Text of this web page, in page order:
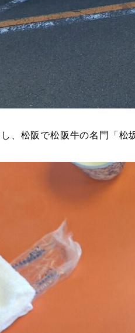
、松阪で松阪牛の名門「松